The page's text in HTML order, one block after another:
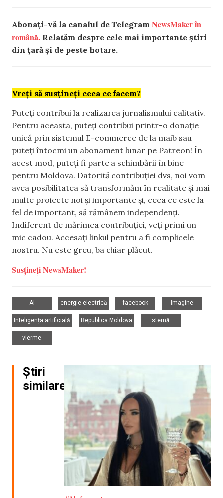
Abonați-vă la canalul de Telegram NewsMaker în
română. Relatăm despre cele mai importante știri
din țară și de peste hotare.
Vreți să susțineți ceea ce facem?
Puteți contribui la realizarea jurnalismului calitativ.
Pentru aceasta, puteți contribui printr-o donație
unică prin sistemul E-commerce de la maib sau
puteți întocmi un abonament lunar pe Patreon! În
acest mod, puteți fi parte a schimbării în bine
pentru Moldova. Datorită contribuției dvs, noi vom
avea posibilitatea să transformăm în realitate și mai
multe proiecte noi și importante și, ceea ce este la
fel de important, să rămânem independenți.
Indiferent de mărimea contribuției, veți primi un
mic cadou. Accesați linkul pentru a fi complicele
nostru. Nu este greu, ba chiar plăcut.
Susțineți NewsMaker!
AI
energie electrică
facebook
Imagine
Inteligența artificială
Republica Moldova
stemă
vierme
Știri
similare